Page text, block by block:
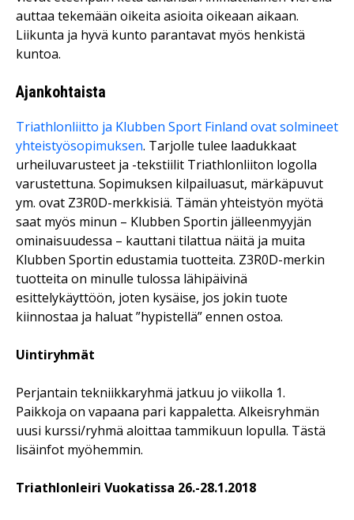
auttaa tekemään oikeita asioita oikeaan aikaan.
Liikunta ja hyvä kunto parantavat myös henkistä
kuntoa.
Ajankohtaista
Triathlonliitto ja Klubben Sport Finland ovat solmineet
yhteistyösopimuksen. Tarjolle tulee laadukkaat
urheiluvarusteet ja -tekstiilit Triathlonliiton logolla
varustettuna. Sopimuksen kilpailuasut, märkäpuvut
ym. ovat Z3R0D-merkkisiä. Tämän yhteistyön myötä
saat myös minun – Klubben Sportin jälleenmyyjän
ominaisuudessa – kauttani tilattua näitä ja muita
Klubben Sportin edustamia tuotteita. Z3R0D-merkin
tuotteita on minulle tulossa lähipäivinä
esittelykäyttöön, joten kysäise, jos jokin tuote
kiinnostaa ja haluat ”hypistellä” ennen ostoa.
Uintiryhmät
Perjantain tekniikkaryhmä jatkuu jo viikolla 1.
Paikkoja on vapaana pari kappaletta. Alkeisryhmän
uusi kurssi/ryhmä aloittaa tammikuun lopulla. Tästä
lisäinfot myöhemmin.
Triathlonleiri Vuokatissa 26.-28.1.2018